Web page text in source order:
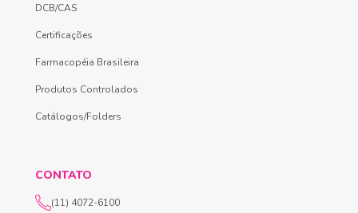
DCB/CAS
Certificações
Farmacopéia Brasileira
Produtos Controlados
Catálogos/Folders
CONTATO
(11) 4072-6100